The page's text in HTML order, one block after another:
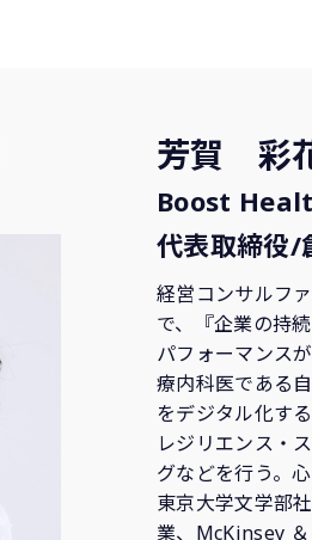
芳賀 彩
Boost
代表取締役/
経営コンサルフ
で、『企業の持
パフォーマンス
療内科医である
をデジタル化す
レジリエンス・
グなどを行う。
東京大学文学部
業、McKinsey